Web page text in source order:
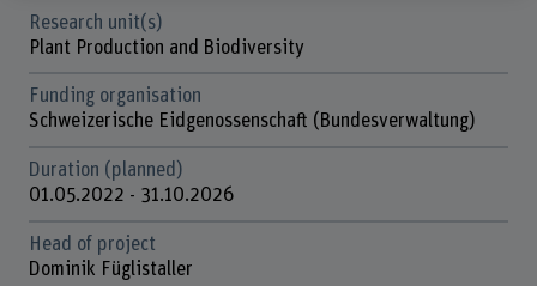
Research unit(s)
Plant Production and Biodiversity
Funding organisation
Schweizerische Eidgenossenschaft (Bundesverwaltung)
Duration (planned)
01.05.2022 - 31.10.2026
Head of project
Dominik Füglistaller